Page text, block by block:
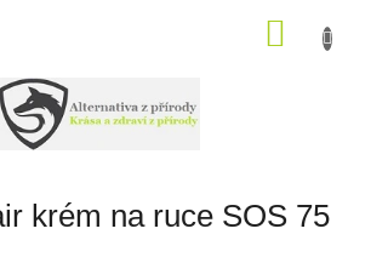
krém na ruce SOS 75